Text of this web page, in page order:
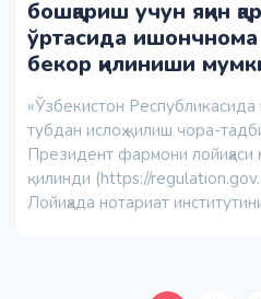
бошқариш учун яқин
ўртасида
бекор қилиниши
«Ўзбекистон Республикасида
тубдан ислоҳ қилиш чора-
Президент фармони лойиҳаси
қилинди (https://
Лойиҳада нотариат